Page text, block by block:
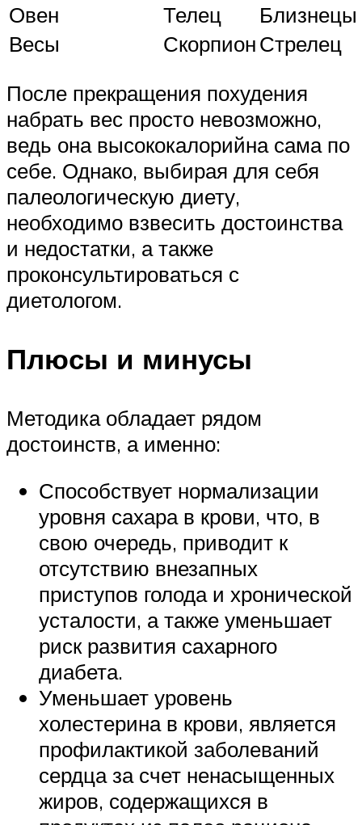
Овен
Телец Близнецы
Весы
СкорпионСтрелец
После прекращения похудения
набрать вес просто невозможно,
ведь она высококалорийна сама по
себе. Однако, выбирая для себя
палеологическую диету,
необходимо взвесить достоинства
и недостатки, а также
проконсультироваться с
диетологом.
Плюсы и минусы
Методика обладает рядом
достоинств, а именно:
Способствует нормализации
уровня сахара в крови, что, в
свою очередь, приводит к
отсутствию внезапных
приступов голода и хронической
усталости, а также уменьшает
риск развития сахарного
диабета.
Уменьшает уровень
холестерина в крови, является
профилактикой заболеваний
сердца за счет ненасыщенных
жиров, содержащихся в